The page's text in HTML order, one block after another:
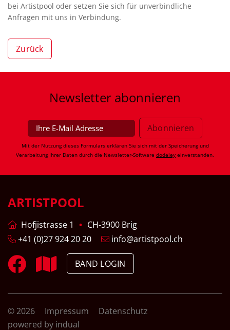
bei Artistpool oder setzen Sie sich für unverbindliche
Anfragen mit uns in Verbindung.
Zurück
Newsletter abonnieren
Mit der Nutzung dieses Formulars erklären Sie sich mit der Speicherung und
Verarbeitung Ihrer Daten durch die Newsletter-Software dodeley einverstanden.
ARTISTPOOL
Hofjistrasse 1
CH-3900 Brig
+41 (0)27 924 20 20
info@artistpool.ch
BAND LOGIN
© 2026 Impressum
Datenschutz
powered by indual